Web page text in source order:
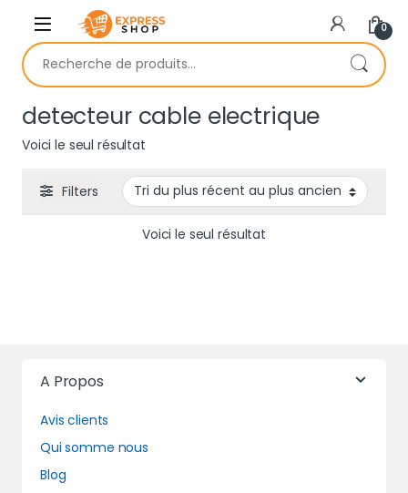
Skip to navigation
Skip to content
0
Recherche pour :
detecteur cable electrique
Voici le seul résultat
Filters
Voici le seul résultat
A Propos
Avis clients
Qui somme nous
Blog